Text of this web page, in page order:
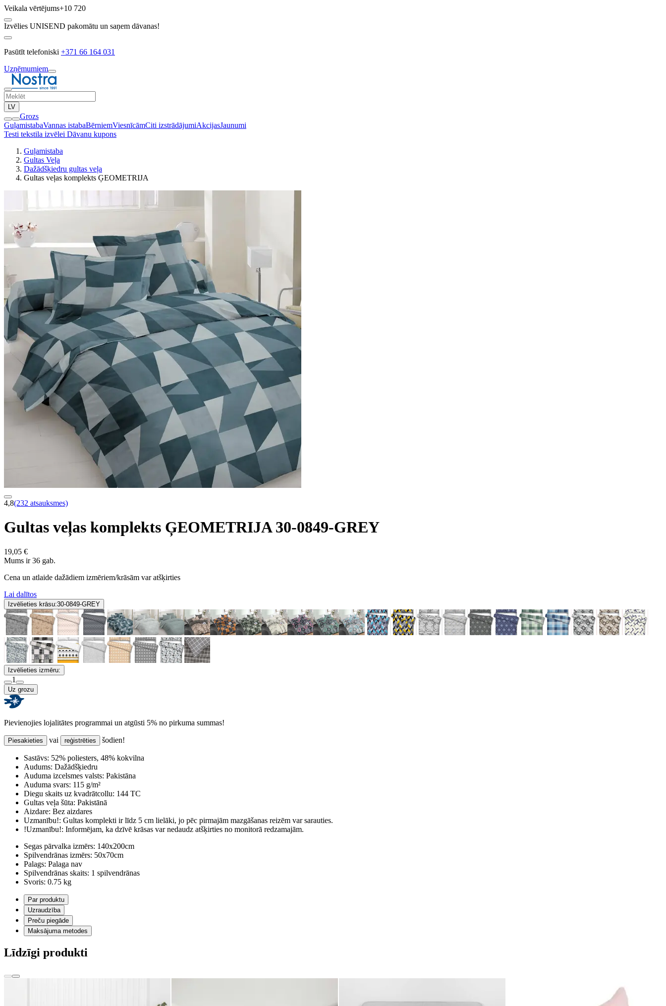
Veikala vērtējums+10 720
Izvēlies UNISEND pakomātu un saņem dāvanas!
Pasūtīt telefoniski +371 66 164 031
Uzņēmumiem
LV
Grozs
GuļamistabaVannas istabaBērniemViesnīcāmCiti izstrādājumiAkcijasJaunumi
Testi tekstila izvēlei Dāvanu kupons
Guļamistaba
Gultas Veļa
Dažādšķiedru gultas veļa
Gultas veļas komplekts ĢEOMETRIJA
4,8(232 atsauksmes)
Gultas veļas komplekts ĢEOMETRIJA 30-0849-GREY
19,05 €
Mums ir 36 gab.
Cena un atlaide dažādiem izmēriem/krāsām var atšķirties
Lai dalītos
Izvēlieties krāsu:30-0849-GREY
Izvēlieties izmēru:
1
Uz grozu
Pievienojies lojalitātes programmai un atgūsti 5% no pirkuma summas!
Piesakieties vai reģistrēties šodien!
Sastāvs: 52% poliesters, 48% kokvilna
Audums: Dažādšķiedru
Auduma izcelsmes valsts: Pakistāna
Auduma svars: 115 g/m²
Diegu skaits uz kvadrātcollu: 144 TC
Gultas veļa šūta: Pakistānā
Aizdare: Bez aizdares
Uzmanību!: Gultas komplekti ir līdz 5 cm lielāki, jo pēc pirmajām mazgāšanas reizēm var sarauties.
!Uzmanību!: Informējam, ka dzīvē krāsas var nedaudz atšķirties no monitorā redzamajām.
Segas pārvalka izmērs: 140x200cm
Spilvendrānas izmērs: 50x70cm
Palags: Palaga nav
Spilvendrānas skaits: 1 spilvendrānas
Svoris: 0.75 kg
Par produktu
Uzraudzība
Preču piegāde
Maksājuma metodes
Līdzīgi produkti